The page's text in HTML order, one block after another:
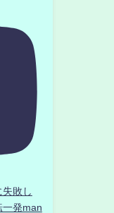
敗し
一発man